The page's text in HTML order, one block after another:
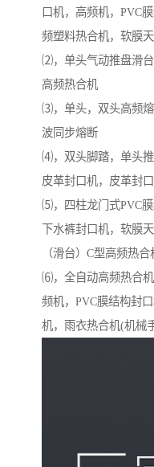
口机，高频机，PVC
频塑料热合机，软膜
⑵，单头气动推盘滑
高频热合机
⑶，单头，双头高频
波同步熔断
⑷，双头脚踏，单头
皮革封口机，皮革封
⑸，四柱龙门式PVC膜
下水裤封口机，软膜
（滑台）C型高频热
⑹，全自动高频热合
频机，PVC膜结构封
机，雨衣热合机(机械